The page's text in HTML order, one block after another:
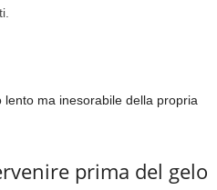
ma inesorabile della propria
prima del gelo